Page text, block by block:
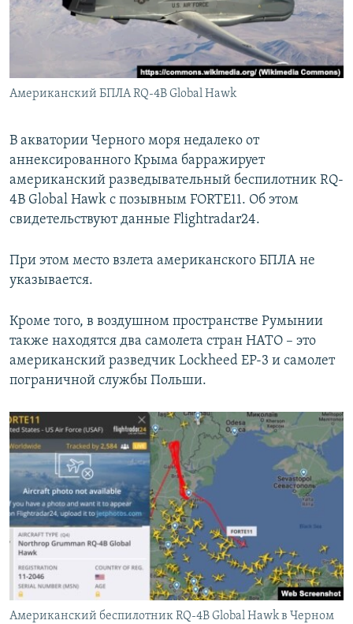
ПОБЕДИТЕЛЕЙ НЕ СУДЯТ?
УКРАИНСКАЯ ПРОБЛЕМА КРЫМА
ПРИСОЕДИНЯЙТЕСЬ!
Американский БПЛА RQ-4B Global Hawk
В акватории Черного моря недалеко от
аннексированного Крыма барражирует
американский разведывательный беспилотник RQ-
4B Global Hawk с позывным FORTE11. Об этом
свидетельствуют данные Flightradar24.
При этом место взлета американского БПЛА не
указывается.
Кроме того, в воздушном пространстве Румынии
также находятся два самолета стран НАТО – это
американский разведчик Lockheed EP-3 и самолет
пограничной службы Польши.
Американский беспилотник RQ-4B Global Hawk в Черном